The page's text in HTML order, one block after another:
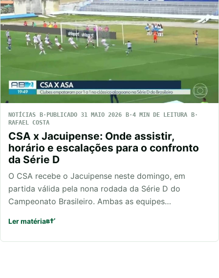
NOTÍCIAS PUBLICADO 31 MAIO 2026
4 MIN DE LEITURA
RAFAEL COSTA
CSA x Jacuipense: Onde assistir,
horário e escalações para o confronto
da Série D
O CSA recebe o Jacuipense neste domingo, em
partida válida pela nona rodada da Série D do
Campeonato Brasileiro. Ambas as equipes…
Ler matéria